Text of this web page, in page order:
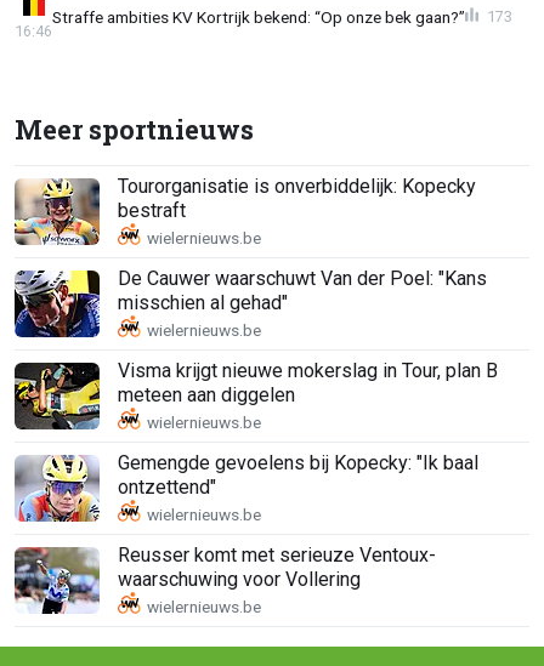
Straffe ambities KV Kortrijk bekend: “Op onze bek gaan?”
16:46
173
Meer sportnieuws
Tourorganisatie is onverbiddelijk: Kopecky
bestraft
De Cauwer waarschuwt Van der Poel: "Kans
misschien al gehad"
Visma krijgt nieuwe mokerslag in Tour, plan B
meteen aan diggelen
Gemengde gevoelens bij Kopecky: "Ik baal
ontzettend"
Reusser komt met serieuze Ventoux-
waarschuwing voor Vollering